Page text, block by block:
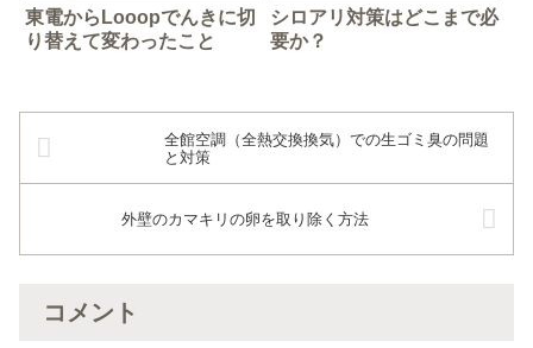
東電からLooopでんきに切
り替えて変わったこと
シロアリ対策はどこまで必
要か？
全館空調（全熱交換換気）での生ゴミ臭の問題
と対策
外壁のカマキリの卵を取り除く方法
コメント